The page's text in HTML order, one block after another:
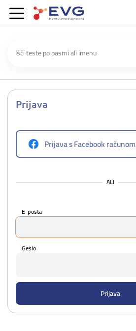
Prijava
Prijava s Facebook računom
ALI
E-pošta
Geslo